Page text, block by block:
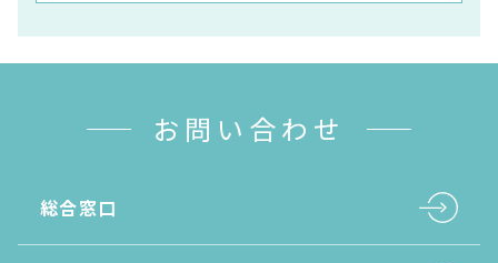
お問い合わせ
総合窓口